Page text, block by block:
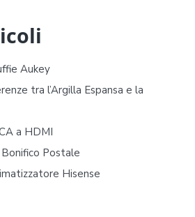
Aukey​​
tra l’Argilla Espansa e la
a HDMI
Postale
Hisense​​